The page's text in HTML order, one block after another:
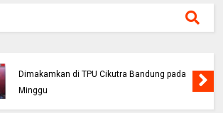
Dimakamkan di TPU Cikutra Bandung pada
Minggu